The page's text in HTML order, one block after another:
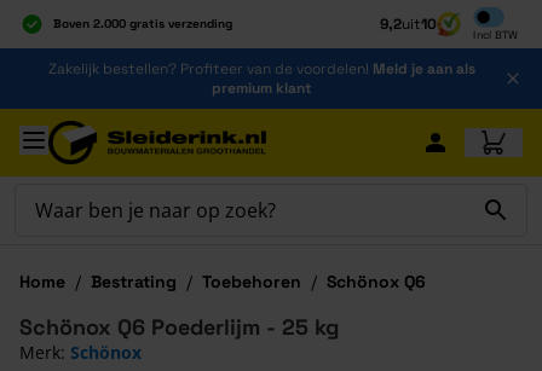
Boven 2.000 gratis verzending
Al 40 jaar dé specialist
Alles onder één dak
9,2uit10
Incl BTW
Inclusief
Ga naar de inhoud
Zakelijk bestellen? Profiteer van de voordelen! Meld je aan als
premium klant
Ga naar hoofdinhoud
Home / Bestrating / Toebehoren / Schönox Q6
Schönox Q6 Poederlijm - 25 kg
Merk: Schönox